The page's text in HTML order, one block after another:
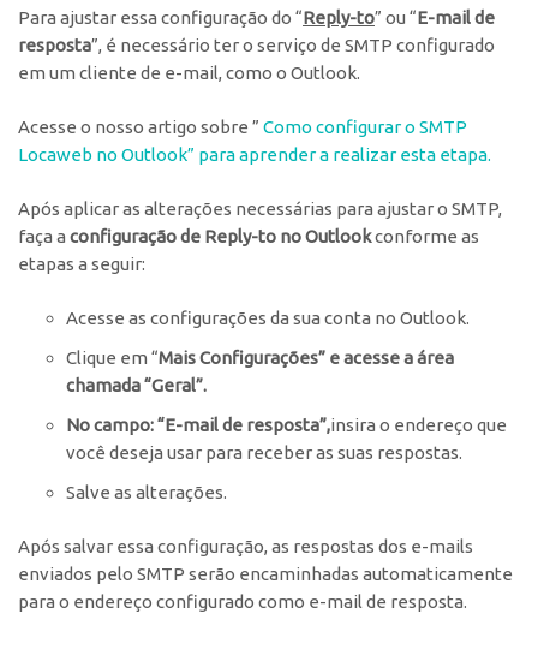
Para ajustar essa configuração do “Reply-to” ou “E-mail de
resposta”, é necessário ter o serviço de SMTP configurado
em um cliente de e-mail, como o Outlook.
Acesse o nosso artigo sobre ” Como configurar o SMTP
Locaweb no Outlook” para aprender a realizar esta etapa.
Após aplicar as alterações necessárias para ajustar o SMTP,
faça a configuração de Reply-to no Outlookconforme as
etapas a seguir:
Acesse as configurações da sua conta no Outlook.
Clique em “Mais Configurações” e acesse a área
chamada “Geral”.
No campo: “E-mail de resposta”,insira o endereço que
você deseja usar para receber as suas respostas.
Salve as alterações.
Após salvar essa configuração, as respostas dos e-mails
enviados pelo SMTP serão encaminhadas automaticamente
para o endereço configurado como e-mail de resposta.